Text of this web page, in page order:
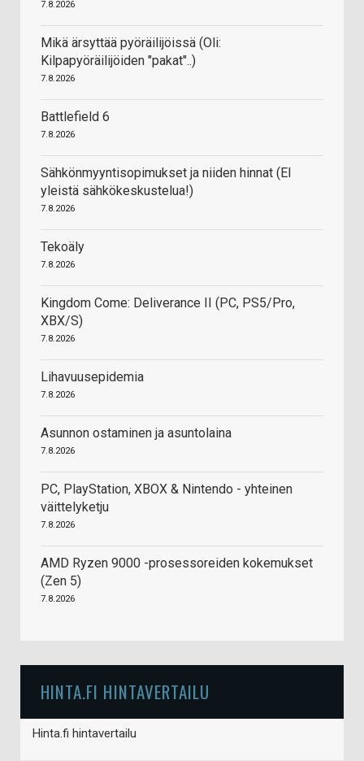
7.8.2026
Mikä ärsyttää pyöräilijöissä (Oli:
Kilpapyöräilijöiden "pakat"..)
7.8.2026
Battlefield 6
7.8.2026
Sähkönmyyntisopimukset ja niiden hinnat (EI
yleistä sähkökeskustelua!)
7.8.2026
Tekoäly
7.8.2026
Kingdom Come: Deliverance II (PC, PS5/Pro,
XBX/S)
7.8.2026
Lihavuusepidemia
7.8.2026
Asunnon ostaminen ja asuntolaina
7.8.2026
PC, PlayStation, XBOX & Nintendo - yhteinen
väittelyketju
7.8.2026
AMD Ryzen 9000 -prosessoreiden kokemukset
(Zen 5)
7.8.2026
HINTA.FI HINTAVERTAILU
Hinta.fi hintavertailu